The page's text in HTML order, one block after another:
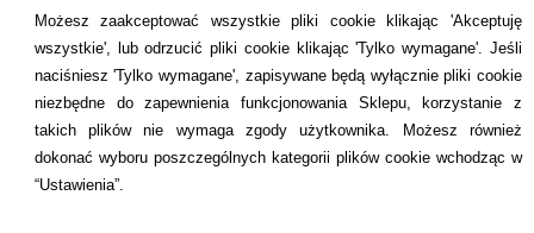
Możesz zaakceptować wszystkie pliki cookie klikając 'Akceptuję
wszystkie', lub odrzucić pliki cookie klikając 'Tylko wymagane'. Jeśli
naciśniesz 'Tylko wymagane', zapisywane będą wyłącznie pliki cookie
niezbędne do zapewnienia funkcjonowania Sklepu, korzystanie z
takich plików nie wymaga zgody użytkownika. Możesz również
dokonać wyboru poszczególnych kategorii plików cookie wchodząc w
“Ustawienia”.
Dostawcy
Kontakt
+48 22 113 4446